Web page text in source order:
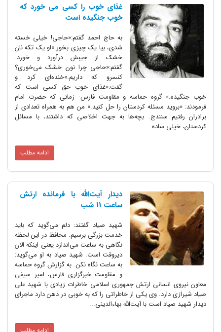
غذای خوب را کسی می خورد که
خوب جنگیده است
به حاج احمد گفتم:‌«حاجی! خیلی خسته
شدی، بیا یک چیزی بخور.»او یک تکه نان
خشک از جیبش درآورد و خورد.
گفتم:‌‌«حاجی چرا نون خشک می‌خوری؟
کنسرو که داریم.»خنده‌ای کرد و
گفت:‌«غذای خوب حق کسی است که
خوب جنگیده.» گروه حماسه و مقاومت فارس- زمانی که حضرت امام
فرمودند: «بروید مسئله کردستان را حل کنید.» من هم به همراه تعدادی از
برادران رفتیم سنندج. بچه‌ها به جهت اخلاصی که داشتند، با مسائل
کردستان، خیلی ساده...
ادامه مطلب
دیدار آیت‌الله با فرمانده ارتش
ساعت 11 شب
شهید صیاد گفتند: دلم می‌گوید که باید
خدمت بزرگی برسیم. محافظ در این لحظه
نگاهی به ساعت می‌اندازد یعنی اینکه الان
دیروقت است. شهید صیاد به او می‌گوید:
به ساعت نگاه نکن. به گزارش گروه حماسه
و مقاومت خبرگزاری فارس، امیر سیفی
معاون نیروی انسانی ارتش جمهوری اسلامی خاطرات زیادی با شهید علی
صیاد شیرازی دارد. وی یکی از خاطراتی را که به خوبی در ذهن دارد ماجرای
دیدار شهید صیاد است با آیت‌الله بهاء‌الدینی...